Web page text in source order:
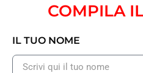
COMPILA
IL TUO NOME